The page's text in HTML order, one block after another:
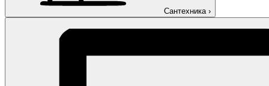
Сантехника ›